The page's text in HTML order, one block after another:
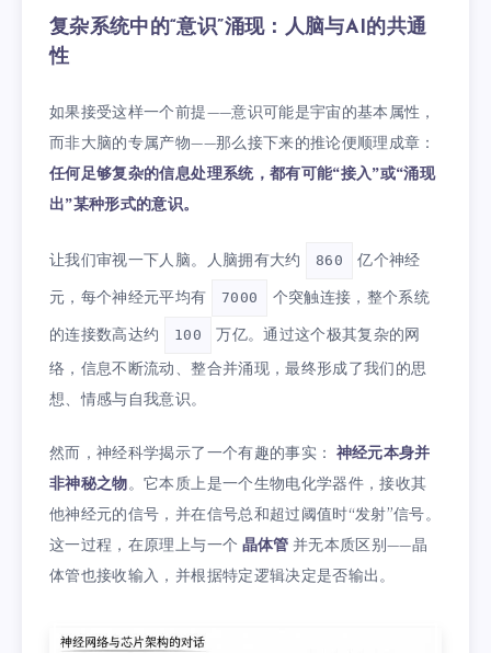
复杂系统中的“意识”涌现：人脑与AI的共通
性
如果接受这样一个前提——意识可能是宇宙的基本属性，
而非大脑的专属产物——那么接下来的推论便顺理成章：
任何足够复杂的信息处理系统，都有可能“接入”或“涌现
出”某种形式的意识。
让我们审视一下人脑。人脑拥有大约 860
亿个神经
元，每个神经元平均有
7000
个突触连接，整个系统
的连接数高达约
100
万亿。通过这个极其复杂的网
络，信息不断流动、整合并涌现，最终形成了我们的思
想、情感与自我意识。
然而，神经科学揭示了一个有趣的事实： 神经元本身并
非神秘之物。它本质上是一个生物电化学器件，接收其
他神经元的信号，并在信号总和超过阈值时“发射”信号。
这一过程，在原理上与一个 晶体管 并无本质区别——晶
体管也接收输入，并根据特定逻辑决定是否输出。